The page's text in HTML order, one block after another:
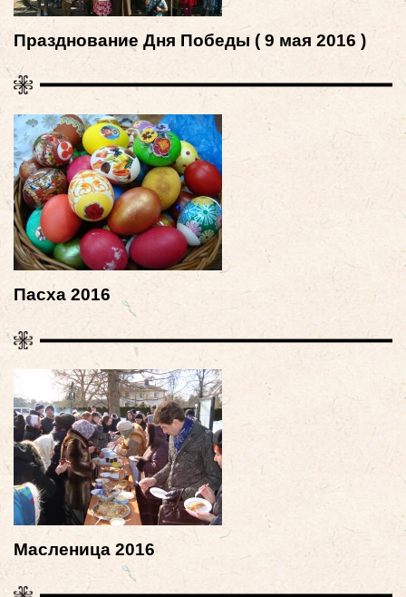
Празднование Дня Победы ( 9 мая 2016 )
Пасха 2016
Масленица 2016